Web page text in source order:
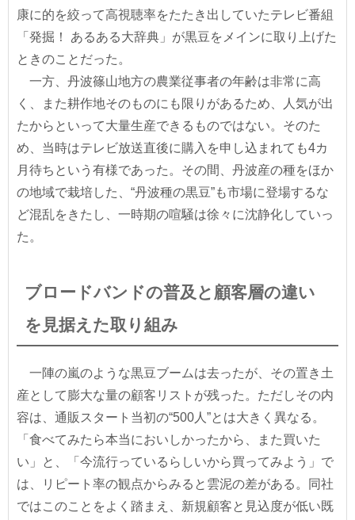
康に的を絞って高視聴率をたたき出していたテレビ番組
「発掘！ あるある大辞典」が黒豆をメインに取り上げた
ときのことだった。
一方、丹波篠山地方の農業従事者の年齢は非常に高
く、また耕作地そのものにも限りがあるため、人気が出
たからといって大量生産できるものではない。そのた
め、当時はテレビ放送直後に購入を申し込まれても4カ
月待ちという有様であった。その間、丹波産の種をほか
の地域で栽培した、“丹波種の黒豆”も市場に登場するな
ど混乱をきたし、一時期の喧騒は徐々に沈静化していっ
た。
ブロードバンドの普及と顧客層の違い
を見据えた取り組み
一陣の嵐のような黒豆ブームは去ったが、その置き土
産として膨大な量の顧客リストが残った。ただしその内
容は、通販スタート当初の“500人”とは大きく異なる。
「食べてみたら本当においしかったから、また買いた
い」と、「今流行っているらしいから買ってみよう」で
は、リピート率の観点からみると雲泥の差がある。同社
ではこのことをよく踏まえ、新規顧客と見込度が低い既